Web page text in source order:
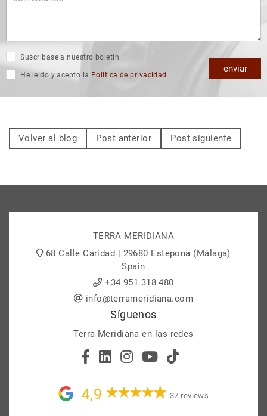
Suscríbase a nuestro boletín
He leído y acepto la Politica de privacidad
enviar
Volver al blog Post anterior Post siguiente
TERRA MERIDIANA
68 Calle Caridad | 29680 Estepona (Málaga)
Spain
+34 951 318 480
info@terrameridiana.com
Síguenos
Terra Meridiana en las redes
4,9 37 reviews